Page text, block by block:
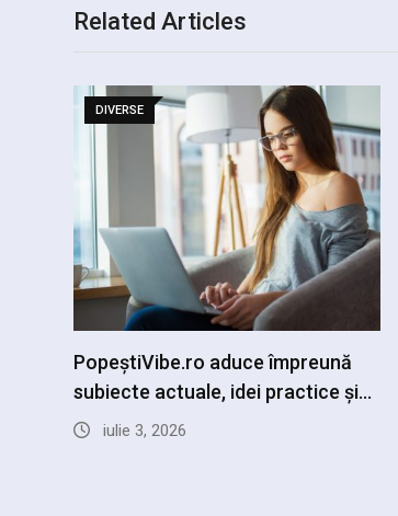
Related Articles
DIVERSE
PopeștiVibe.ro aduce împreună
subiecte actuale, idei practice și…
iulie 3, 2026